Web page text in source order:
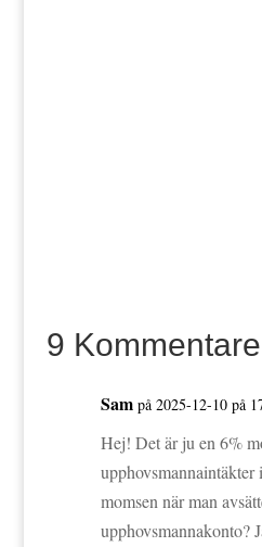
9
Sam på 2025-12-10 på
Hej! Det är ju en 6%
momsen när man
upphovsmannakonto?